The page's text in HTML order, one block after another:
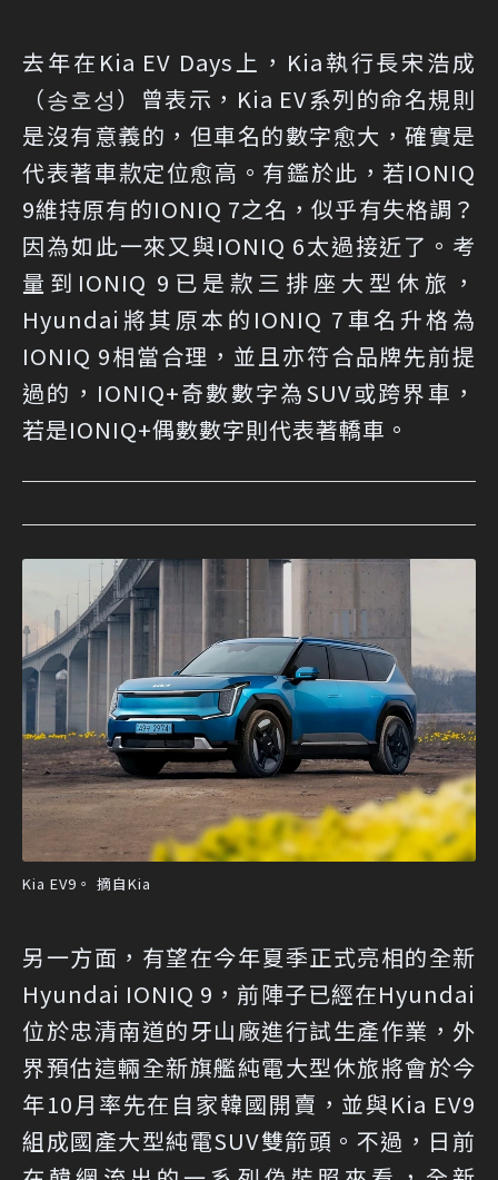
去年在Kia EV Days上，Kia執行長宋浩成
（송호성）曾表示，Kia EV系列的命名規則
是沒有意義的，但車名的數字愈大，確實是
代表著車款定位愈高。有鑑於此，若IONIQ
9維持原有的IONIQ 7之名，似乎有失格調？
因為如此一來又與IONIQ 6太過接近了。考
量到IONIQ 9已是款三排座大型休旅，
Hyundai將其原本的IONIQ 7車名升格為
IONIQ 9相當合理，並且亦符合品牌先前提
過的，IONIQ+奇數數字為SUV或跨界車，
若是IONIQ+偶數數字則代表著轎車。
Kia EV9。 摘自Kia
另一方面，有望在今年夏季正式亮相的全新
Hyundai IONIQ 9，前陣子已經在Hyundai
位於忠清南道的牙山廠進行試生產作業，外
界預估這輛全新旗艦純電大型休旅將會於今
年10月率先在自家韓國開賣，並與Kia EV9
組成國產大型純電SUV雙箭頭。不過，日前